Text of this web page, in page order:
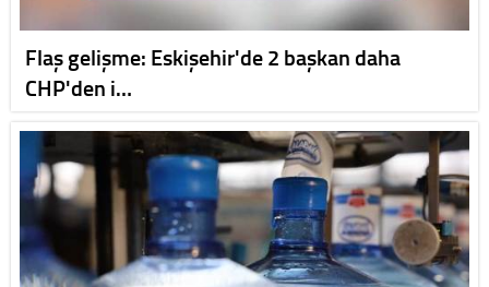
Flaş gelişme: Eskişehir'de 2 başkan daha
CHP'den i…